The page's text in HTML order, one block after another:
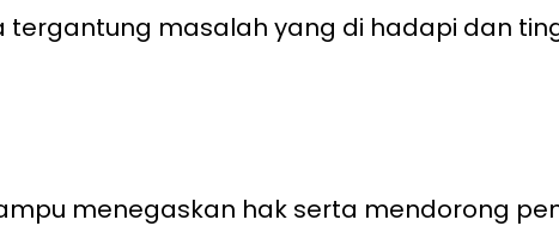
masalah yang di hadapi dan
menegaskan hak serta mendorong